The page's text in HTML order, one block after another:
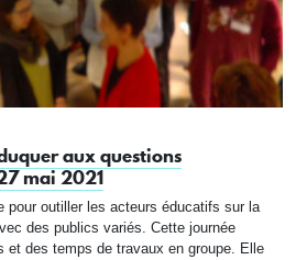
aux questions
mai 2021
pour outiller les acteurs éducatifs sur la
des publics variés. Cette journée
et des temps de travaux en groupe. Elle